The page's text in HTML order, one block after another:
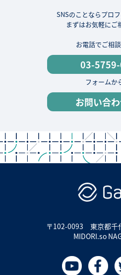
SNSのことならプロ
まずはお気軽にご
お電話でご相
03-
フォームか
お問い合
〒102-0093 東京都千
MIDORI.so